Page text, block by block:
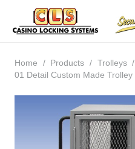
Home / Products / Trolleys /
01 Detail Custom Made Trolley